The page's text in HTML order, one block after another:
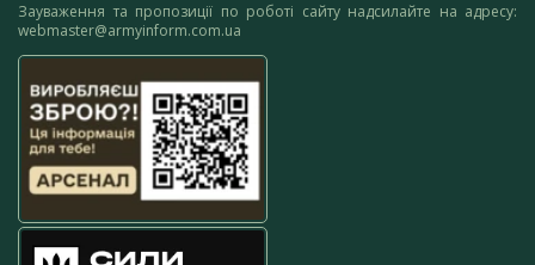
Зауваження та пропозиції по роботі сайту надсилайте на адресу:
webmaster@armyinform.com.ua